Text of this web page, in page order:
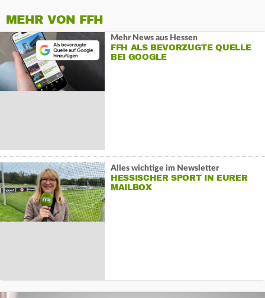
MEHR VON FFH
Mehr News aus Hessen
FFH ALS BEVORZUGTE QUELLE
BEI GOOGLE
Alles wichtige im Newsletter
HESSISCHER SPORT IN EURER
MAILBOX